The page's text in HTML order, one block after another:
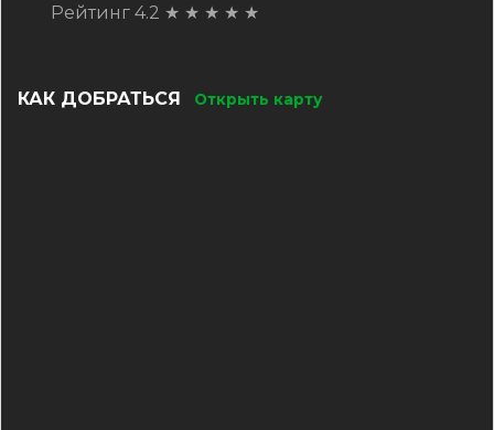
Рейтинг 4.2 ★ ★ ★ ★ ★
КАК ДОБРАТЬСЯ Открыть карту